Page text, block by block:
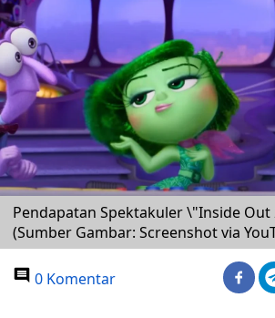
Pendapatan Spektakuler \"Inside Out
(Sumber Gambar: Screenshot via
0 Komentar